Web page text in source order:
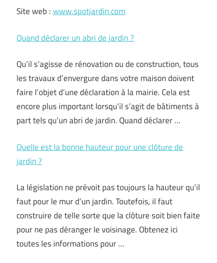
Site web :www.spotjardin.com
Quand déclarer un abri de jardin ?
Qu’il s’agisse de rénovation ou de construction, tous
les travaux d’envergure dans votre maison doivent
faire l’objet d’une déclaration à la mairie. Cela est
encore plus important lorsqu’il s’agit de bâtiments à
part tels qu’un abri de jardin. Quand déclarer …
Quelle est la bonne hauteur pour une clôture de
jardin ?
La législation ne prévoit pas toujours la hauteur qu’il
faut pour le mur d’un jardin. Toutefois, il faut
construire de telle sorte que la clôture soit bien faite
pour ne pas déranger le voisinage. Obtenez ici
toutes les informations pour …